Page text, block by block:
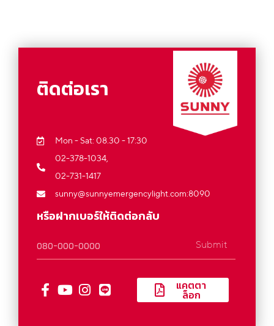
ติดต่อเรา
Mon - Sat: 08.30 - 17:30
02-378-1034,
02-731-1417
sunny@sunnyemergencylight.com:8090
หรือฝากเบอร์ให้ติดต่อกลับ
Submit
แคตตา
ล็อก